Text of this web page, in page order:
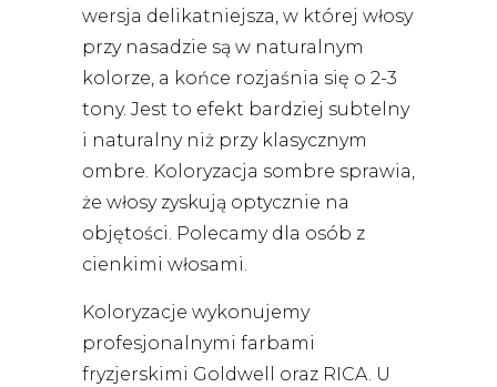
wersja delikatniejsza, w której włosy
przy nasadzie są w naturalnym
kolorze, a końce rozjaśnia się o 2-3
tony. Jest to efekt bardziej subtelny
i naturalny niż przy klasycznym
ombre. Koloryzacja sombre sprawia,
że włosy zyskują optycznie na
objętości. Polecamy dla osób z
cienkimi włosami.
Koloryzacje wykonujemy
profesjonalnymi farbami
fryzjerskimi Goldwell oraz RICA. U